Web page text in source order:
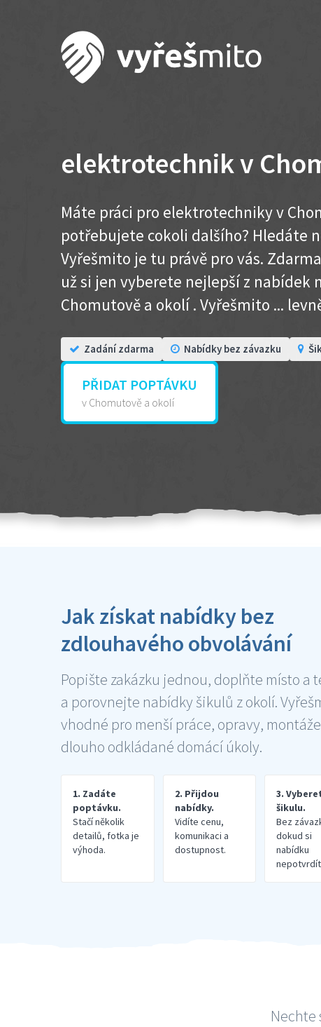
elektrotechnik v
Máte práci pro elektrotechniky v
potřebujete cokoli dalšího? Hledáte
Vyřešmito je tu právě pro vás.
už si jen vyberete nejlepší z nabídek
Chomutově a okolí . Vyřešmito ...
Zadání zdarma Nabídky bez závazku
PŘIDAT POPTÁVKU
v Chomutově a okolí
Jak získat nabídky bez
zdlouhavého obvolávání
Popište zakázku jednou, doplňte místo a
a porovnejte nabídky šikulů z okolí.
vhodné pro menší práce, opravy,
dlouho odkládané domácí úkoly.
1. Zadáte
poptávku.
Stačí několik
detailů, fotka je
výhoda.
2. Přijdou
nabídky.
Vidíte cenu,
komunikaci a
dostupnost.
3.
šikulu.
Bez
dokud si
nabídku
Nechte